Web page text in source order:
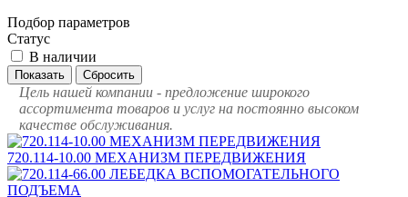
Подбор параметров
Статус
В наличии
Цель нашей компании - предложение широкого
ассортимента товаров и услуг на постоянно высоком
качестве обслуживания.
720.114-10.00 МЕХАНИЗМ ПЕРЕДВИЖЕНИЯ